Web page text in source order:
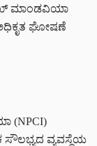
ಮಾಂಡವಿಯಾ
ಘೋಷಣೆ
(NPCI)
ಸೌಲಭ್ಯದ ವ್ಯವಸ್ಥೆಯ